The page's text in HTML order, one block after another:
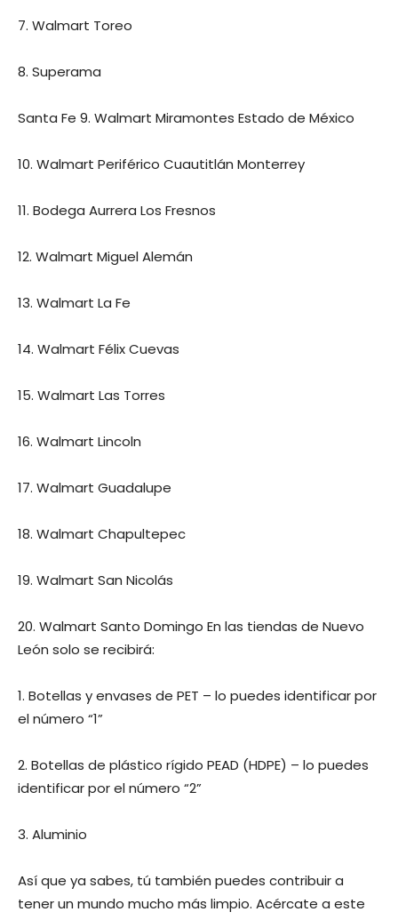
7. Walmart Toreo
8. Superama
Santa Fe 9. Walmart Miramontes Estado de México
10. Walmart Periférico Cuautitlán Monterrey
11. Bodega Aurrera Los Fresnos
12. Walmart Miguel Alemán
13. Walmart La Fe
14. Walmart Félix Cuevas
15. Walmart Las Torres
16. Walmart Lincoln
17. Walmart Guadalupe
18. Walmart Chapultepec
19. Walmart San Nicolás
20. Walmart Santo Domingo En las tiendas de Nuevo
León solo se recibirá:
1. Botellas y envases de PET – lo puedes identificar por
el número “1”
2. Botellas de plástico rígido PEAD (HDPE) – lo puedes
identificar por el número “2”
3. Aluminio
Así que ya sabes, tú también puedes contribuir a
tener un mundo mucho más limpio. Acércate a este